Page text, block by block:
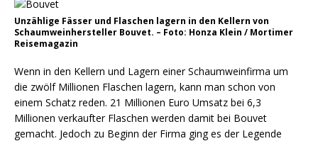
Unzählige Fässer und Flaschen lagern in den Kellern von
Schaumweinhersteller Bouvet. – Foto: Honza Klein / Mortimer
Reisemagazin
Wenn in den Kellern und Lagern einer Schaumweinfirma um
die zwölf Millionen Flaschen lagern, kann man schon von
einem Schatz reden. 21 Millionen Euro Umsatz bei 6,3
Millionen verkaufter Flaschen werden damit bei Bouvet
gemacht. Jedoch zu Beginn der Firma ging es der Legende